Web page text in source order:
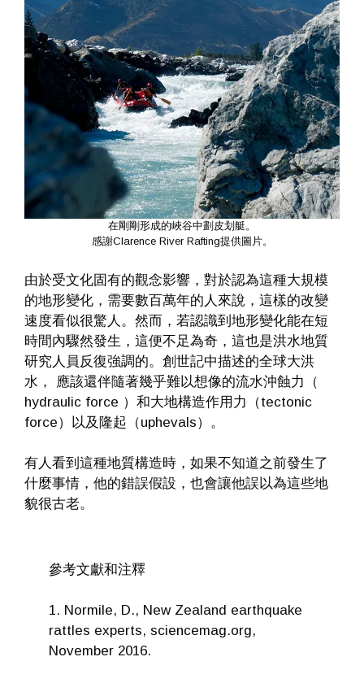
在剛剛形成的峽谷中劃皮划艇。
感謝Clarence River Rafting提供圖片。
由於受文化固有的觀念影響，對於認為這種大規模
的地形變化，需要數百萬年的人來說，這樣的改變
速度看似很驚人。然而，若認識到地形變化能在短
時間內驟然發生，這便不足為奇，這也是洪水地質
研究人員反復強調的。創世記中描述的全球大洪
水， 應該還伴隨著幾乎難以想像的流水沖蝕力（
hydraulic force ）和大地構造作用力（tectonic
force）以及隆起（uphevals）。
有人看到這種地質構造時，如果不知道之前發生了
什麼事情，他的錯誤假設，也會讓他誤以為這些地
貌很古老。
參考文獻和注釋
1. Normile, D., New Zealand earthquake
rattles experts, sciencemag.org,
November 2016.